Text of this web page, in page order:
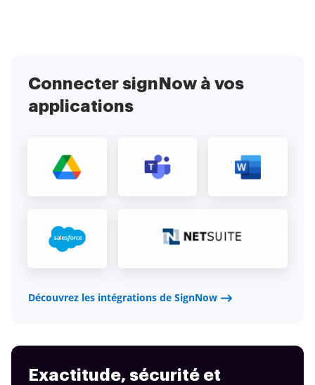
Connecter signNow à vos
applications
Découvrez les intégrations de SignNow
Exactitude, sécurité et